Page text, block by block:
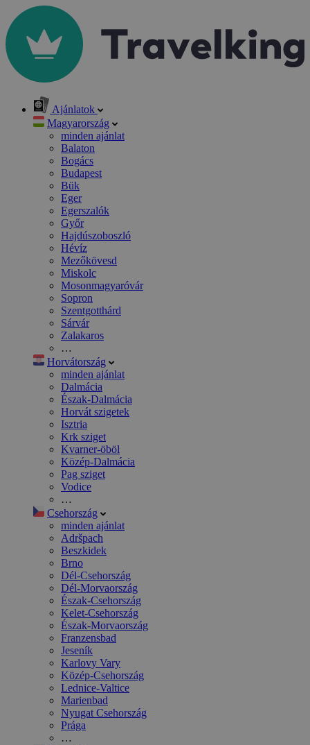
Ajánlatok
Magyarország
minden ajánlat
Balaton
Bogács
Budapest
Bük
Eger
Egerszalók
Győr
Hajdúszoboszló
Hévíz
Mezőkövesd
Miskolc
Mosonmagyaróvár
Sopron
Szentgotthárd
Sárvár
Zalakaros
…
Horvátország
minden ajánlat
Dalmácia
Észak-Dalmácia
Horvát szigetek
Isztria
Krk sziget
Kvarner-öböl
Közép-Dalmácia
Pag sziget
Vodice
…
Csehország
minden ajánlat
Adršpach
Beszkidek
Brno
Dél-Csehország
Dél-Morvaország
Észak-Csehország
Kelet-Csehország
Észak-Morvaország
Franzensbad
Jeseník
Karlovy Vary
Közép-Csehország
Lednice-Valtice
Marienbad
Nyugat Csehország
Prága
…